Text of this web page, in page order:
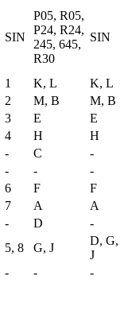
SIN
P05, R05,
P24, R24,
245, 645,
R30
SIN
1 K, L
K, L
2 M, B
M, B
3 E
E
4 H
H
- C
-
- -
-
6 F
F
7 A
A
- D
-
5, 8 G, J
D, G,
J
- - -